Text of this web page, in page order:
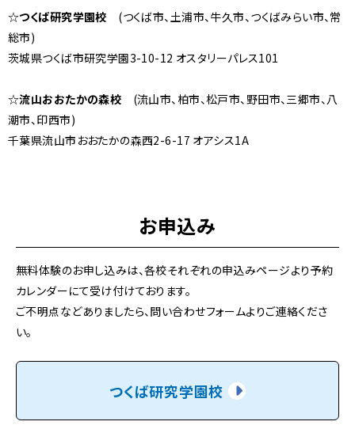
☆つくば研究学園校 (つくば市、土浦市、牛久市、つくばみらい市、常
総市)
茨城県つくば市研究学園3-10-12 オスタリーパレス101
☆流山おおたかの森校 (流山市、柏市、松戸市、野田市、三郷市、八
潮市、印西市)
千葉県流山市おおたかの森西2-6-17 オアシス1A
お申込み
無料体験のお申し込みは、各校それぞれの申込みページより予約
カレンダーにて受け付けております。
ご不明点などありましたら、問い合わせフォームよりご連絡くださ
い。
つくば研究学園校